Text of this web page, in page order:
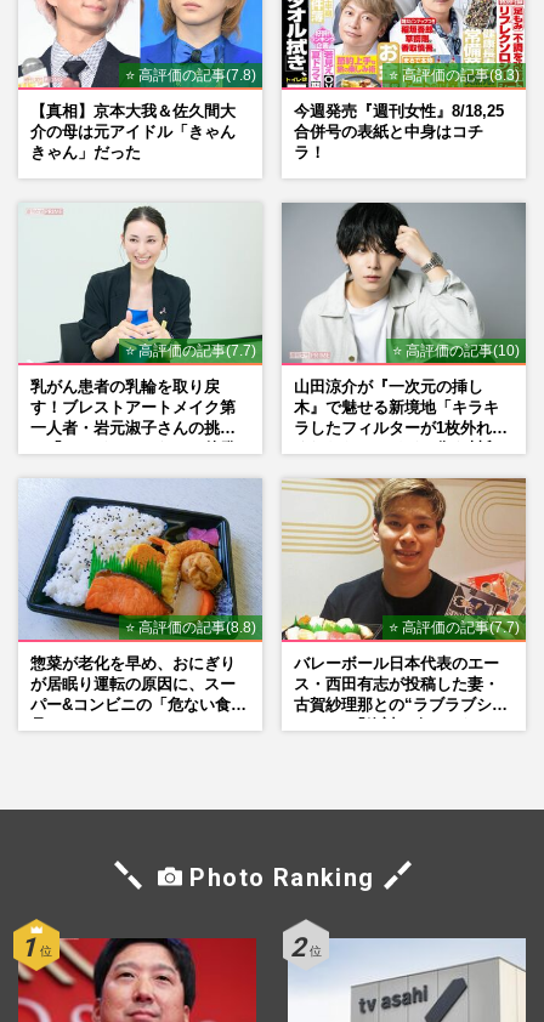
⭐ 高評価の記事(7.8)
【真相】京本大我＆佐久間大
介の母は元アイドル「きゃん
きゃん」だった
⭐ 高評価の記事(8.3)
今週発売『週刊女性』8/18,25
合併号の表紙と中身はコチ
ラ！
⭐ 高評価の記事(7.7)
乳がん患者の乳輪を取り戻
す！ブレストアートメイク第
一人者・岩元淑子さんの挑戦
⭐ 高評価の記事(10)
山田涼介が『一次元の挿し
木』で魅せる新境地「キラキ
ラしたフィルターが1枚外れて
⭐ 高評価の記事(8.8)
惣菜が老化を早め、おにぎり
が居眠り運転の原因に、スー
パー&コンビニの「危ない食
⭐ 高評価の記事(7.7)
バレーボール日本代表のエー
ス・西田有志が投稿した妻・
古賀紗理那との“ラブラブショ
Photo Ranking